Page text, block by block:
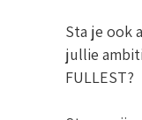
Sta je ook
jullie
FULLEST?